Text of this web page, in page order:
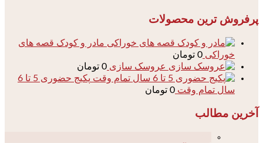
پرفروش ترین محصولات
مادر و کودک قصه های
خوراکی 0 تومان
عروسک سازی 0 تومان
پکیج حضوری 5 تا 6
سال تمام وقت 0 تومان
آخرین مطالب